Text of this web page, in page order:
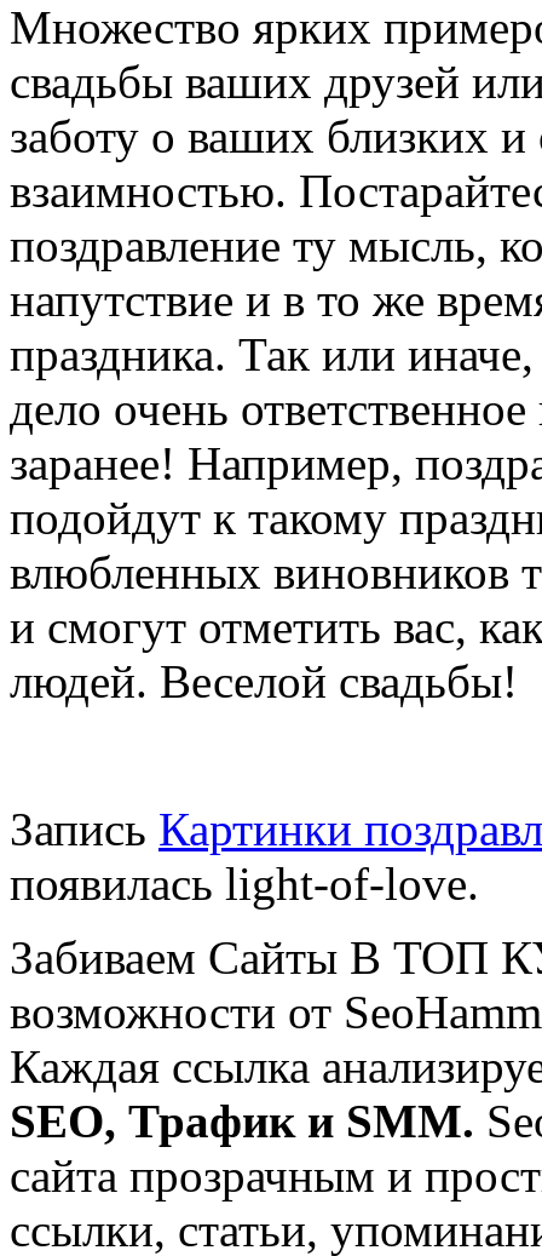
Множество ярких
свадьбы ваших друзей
заботу о ваших близких и
взаимностью.
поздравление ту мысль,
напутствие и в то же
праздника. Так или
дело очень
заранее! Например,
подойдут к такому
влюбленных виновников
и смогут отметить вас,
людей. Веселой свадьбы!
Запись Картинки
появилась light-of-love.
Забиваем Сайты В ТОП
возможности от
Каждая ссылка
SEO, Трафик и SMM.
сайта прозрачным и
ссылки, статьи,